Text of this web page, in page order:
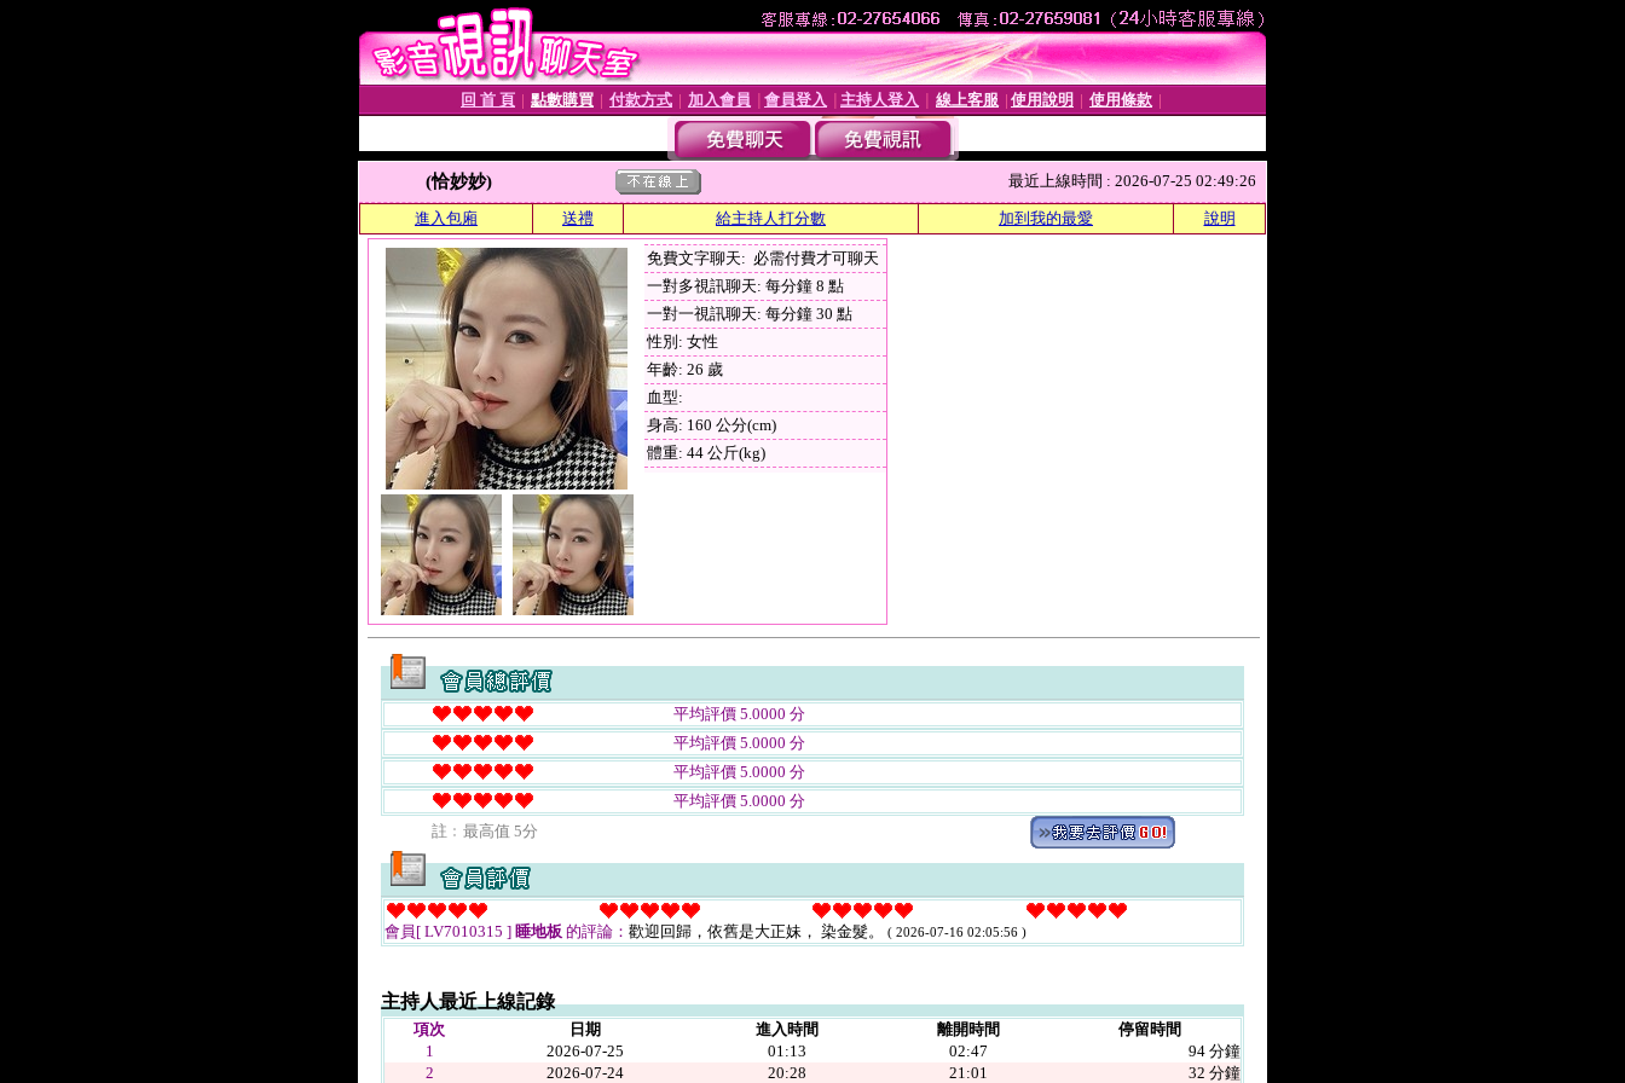
回 首 頁 點數購買 付款方式 加入會員 會員登入 主持人登入 線上客服 使用說明 使用條款
(恰妙妙) 最近上線時間 : 2026-07-25 02:49:26
進入包廂 送禮 給主持人打分數 加到我的最愛 說明
免費文字聊天: 必需付費才可聊天
一對多視訊聊天: 每分鐘 8 點
一對一視訊聊天: 每分鐘 30 點
性別: 女性
年齡: 26 歲
血型:
身高: 160 公分(cm)
體重: 44 公斤(kg)
平均評價 5.0000 分
平均評價 5.0000 分
平均評價 5.0000 分
平均評價 5.0000 分
註﹕最高值 5分
會員[ LV7010315 ] 睡地板 的評論： 歡迎回歸，依舊是大正妹， 染金髮。 ( 2026-07-16 02:05:56 )
主持人最近上線記錄
項次 日期 進入時間 離開時間
停留時間
1
2026-07-25 01:13 02:47
94 分鐘
2
2026-07-24 20:28 21:01 32 分鐘